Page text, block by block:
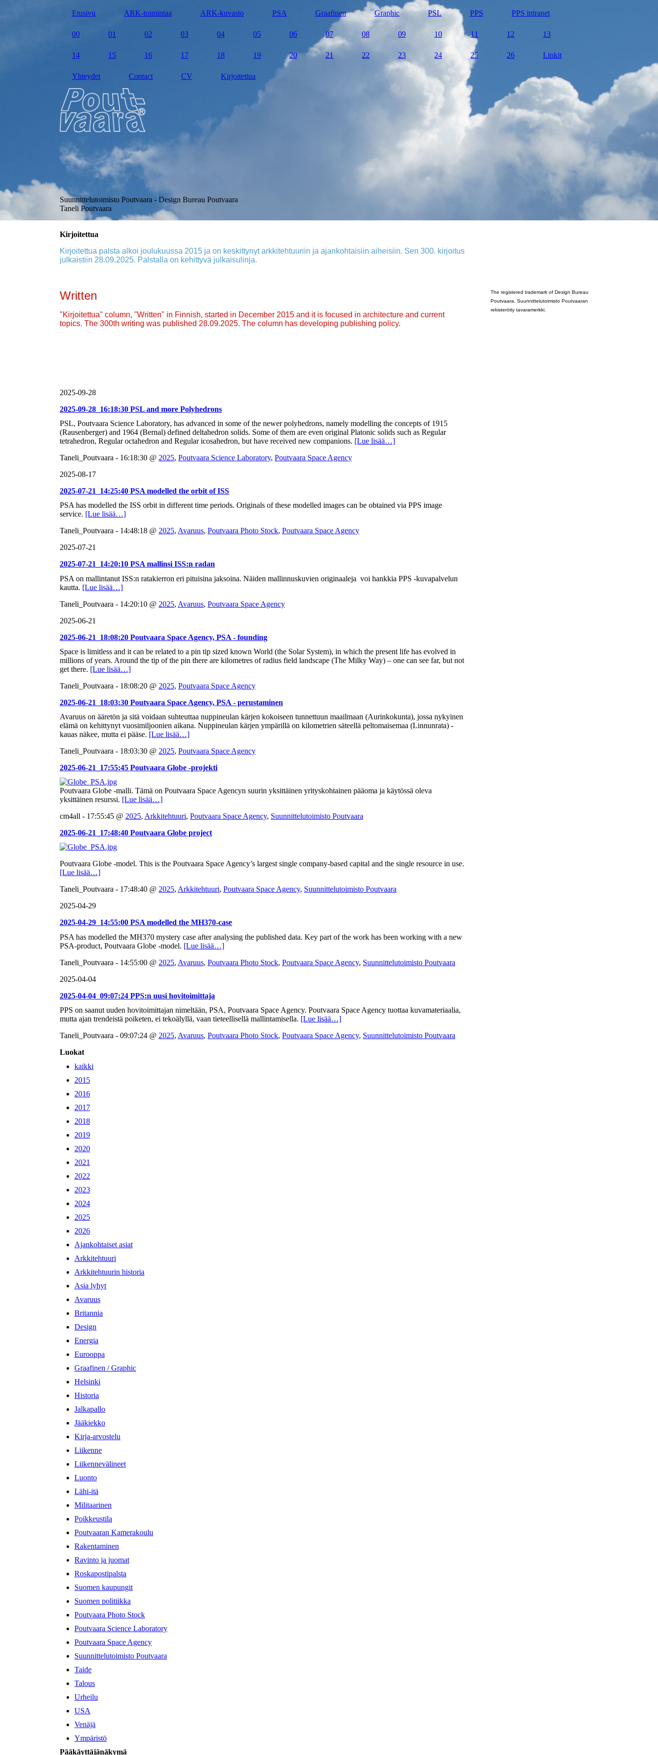
Etusivu ARK-toimintaa ARK-kuvasto PSA Graafinen Graphic PSL PPS PPS intranet
00 01 02 03 04 05 06 07 08 09 10 11 12 13
14 15 16 17 18 19 20 21 22 23 24 25 26 Linkit
Yhteydet Contact CV Kirjoitettua
Suunnittelutoimisto Poutvaara - Design Bureau Poutvaara
Taneli Poutvaara
Kirjoitettua
Kirjoitettua palsta alkoi joulukuussa 2015 ja on keskittynyt arkkitehtuuriin ja ajankohtaisiin aiheisiin. Sen 300. kirjoitus
julkaistiin 28.09.2025. Palstalla on kehittyvä julkaisulinja.
Written
"Kirjoitettua" column, "Written" in Finnish, started in December 2015 and it is focused in architecture and current
topics. The 300th writing was published 28.09.2025. The column has developing publishing policy.
2025-09-28
2025-09-28_16:18:30 PSL and more Polyhedrons
PSL, Poutvaara Science Laboratory, has advanced in some of the newer polyhedrons, namely modelling the concepts of 1915
(Rausenberger) and 1964 (Bernal) defined deltahedron solids. Some of them are even original Platonic solids such as Regular
tetrahedron, Regular octahedron and Regular icosahedron, but have received new companions. [Lue lisää…]
Taneli_Poutvaara - 16:18:30 @ 2025, Poutvaara Science Laboratory, Poutvaara Space Agency
2025-08-17
2025-07-21_14:25:40 PSA modelled the orbit of ISS
PSA has modelled the ISS orbit in different time periods. Originals of these modelled images can be obtained via PPS image
service. [Lue lisää…]
Taneli_Poutvaara - 14:48:18 @ 2025, Avaruus, Poutvaara Photo Stock, Poutvaara Space Agency
2025-07-21
2025-07-21_14:20:10 PSA mallinsi ISS:n radan
PSA on mallintanut ISS:n ratakierron eri pituisina jaksoina. Näiden mallinnuskuvien originaaleja voi hankkia PPS -kuvapalvelun
kautta. [Lue lisää…]
Taneli_Poutvaara - 14:20:10 @ 2025, Avaruus, Poutvaara Space Agency
2025-06-21
2025-06-21_18:08:20 Poutvaara Space Agency, PSA - founding
Space is limitless and it can be related to a pin tip sized known World (the Solar System), in which the present life has evolved in
millions of years. Around the tip of the pin there are kilometres of radius field landscape (The Milky Way) – one can see far, but not
get there. [Lue lisää…]
Taneli_Poutvaara - 18:08:20 @ 2025, Poutvaara Space Agency
2025-06-21_18:03:30 Poutvaara Space Agency, PSA - perustaminen
Avaruus on ääretön ja sitä voidaan suhteuttaa nuppineulan kärjen kokoiseen tunnettuun maailmaan (Aurinkokunta), jossa nykyinen
elämä on kehittynyt vuosimiljoonien aikana. Nuppineulan kärjen ympärillä on kilometrien säteellä peltomaisemaa (Linnunrata) -
kauas näkee, mutta ei pääse. [Lue lisää…]
Taneli_Poutvaara - 18:03:30 @ 2025, Poutvaara Space Agency
2025-06-21_17:55:45 Poutvaara Globe -projekti
Poutvaara Globe -malli. Tämä on Poutvaara Space Agencyn suurin yksittäinen yrityskohtainen pääoma ja käytössä oleva
yksittäinen resurssi. [Lue lisää…]
cm4all - 17:55:45 @ 2025, Arkkitehtuuri, Poutvaara Space Agency, Suunnittelutoimisto Poutvaara
2025-06-21_17:48:40 Poutvaara Globe project
Poutvaara Globe -model. This is the Poutvaara Space Agency’s largest single company-based capital and the single resource in use.
[Lue lisää…]
Taneli_Poutvaara - 17:48:40 @ 2025, Arkkitehtuuri, Poutvaara Space Agency, Suunnittelutoimisto Poutvaara
2025-04-29
2025-04-29_14:55:00 PSA modelled the MH370-case
PSA has modelled the MH370 mystery case after analysing the published data. Key part of the work has been working with a new
PSA-product, Poutvaara Globe -model. [Lue lisää…]
Taneli_Poutvaara - 14:55:00 @ 2025, Avaruus, Poutvaara Photo Stock, Poutvaara Space Agency, Suunnittelutoimisto Poutvaara
2025-04-04
2025-04-04_09:07:24 PPS:n uusi hovitoimittaja
PPS on saanut uuden hovitoimittajan nimeltään, PSA, Poutvaara Space Agency. Poutvaara Space Agency tuottaa kuvamateriaalia,
mutta ajan trendeistä poiketen, ei tekoälyllä, vaan tieteellisellä mallintamisella. [Lue lisää…]
Taneli_Poutvaara - 09:07:24 @ 2025, Avaruus, Poutvaara Photo Stock, Poutvaara Space Agency, Suunnittelutoimisto Poutvaara
Luokat
kaikki
2015
2016
2017
2018
2019
2020
2021
2022
2023
2024
2025
2026
Ajankohtaiset asiat
Arkkitehtuuri
Arkkitehtuurin historia
Asia lyhyt
Avaruus
Britannia
Design
Energia
Eurooppa
Graafinen / Graphic
Helsinki
Historia
Jalkapallo
Jääkiekko
Kirja-arvostelu
Liikenne
Liikennevälineet
Luonto
Lähi-itä
Militaarinen
Poikkeustila
Poutvaaran Kamerakoulu
Rakentaminen
Ravinto ja juomat
Roskapostipalsta
Suomen kaupungit
Suomen politiikka
Poutvaara Photo Stock
Poutvaara Science Laboratory
Poutvaara Space Agency
Suunnittelutoimisto Poutvaara
Taide
Talous
Urheilu
USA
Venäjä
Ympäristö
Pääkäyttäjänäkymä
The registered trademark of Design Bureau
Poutvaara. Suunnittelutoimisto Poutvaaran
rekisteröity tavaramerkki.